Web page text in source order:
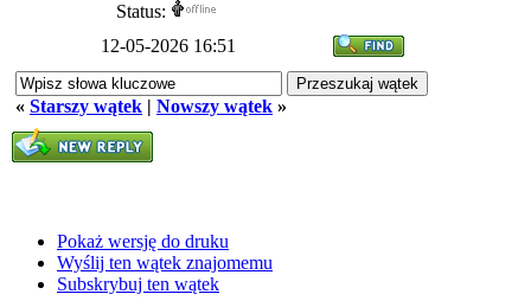
Status:
12-05-2026 16:51
« Starszy wątek | Nowszy wątek »
Pokaż wersję do druku
Wyślij ten wątek znajomemu
Subskrybuj ten wątek